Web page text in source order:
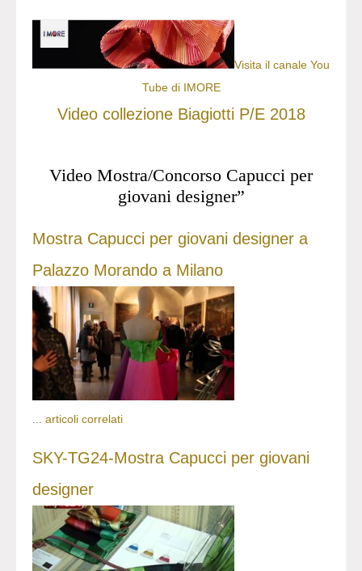
Visita il canale You
Tube di IMORE
Video collezione Biagiotti P/E 2018
Video Mostra/Concorso Capucci per
giovani designer”
Mostra Capucci per giovani designer a
Palazzo Morando a Milano
articoli correlati
SKY-TG24-Mostra Capucci per giovani
designer